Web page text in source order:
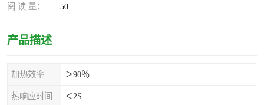
阅 读 量： 50
产品描述
加热效率 ＞90％
热响应时间 ＜2S